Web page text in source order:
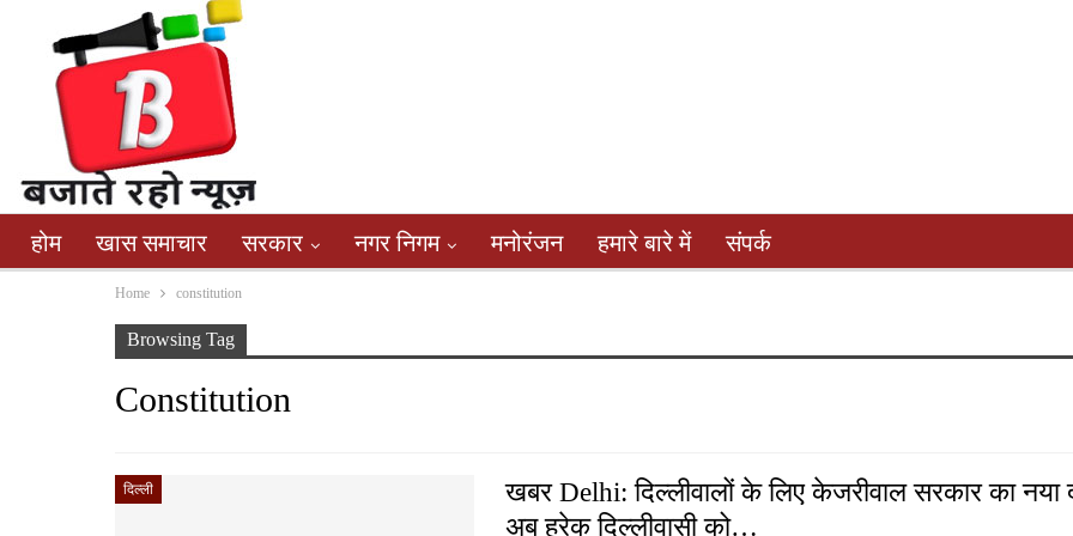
होम खास समाचार सरकार नगर निगम मनोरंजन हमारे बारे में संपर्क
Home constitution
Browsing Tag
Constitution
दिल्ली
खबर Delhi: दिल्लीवालों के लिए केजरीवाल सरकार का नया
अब हरेक दिल्लीवासी को…